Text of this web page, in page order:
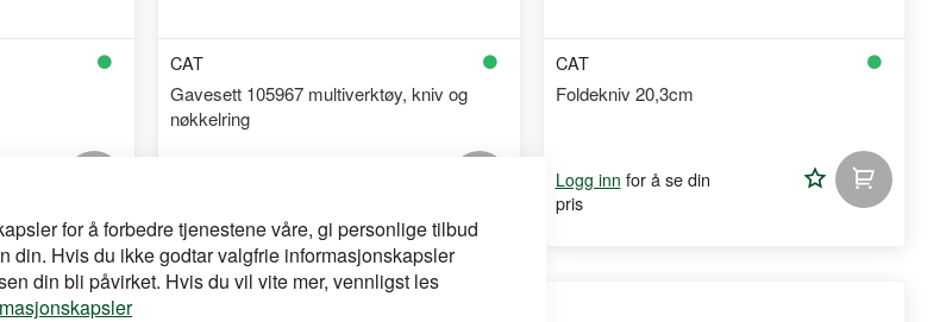
for å forbedre tjenestene våre, gi personlige tilbud
din. Hvis du ikke godtar valgfrie informasjonskapsler
din bli påvirket. Hvis du vil vite mer, vennligst les
til
handleliste
CAT
Gavesett 105967 multiverktøy, kniv og
nøkkelring
til
handleliste
CAT
Foldekniv 20,3cm
Logg inn for å se din
pris
Legg